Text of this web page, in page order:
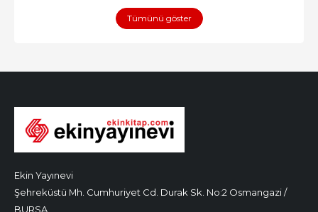
Tümünü göster
Ekin Yayınevi
Şehreküstü Mh. Cumhuriyet Cd. Durak Sk. No:2 Osmangazi /
BURSA